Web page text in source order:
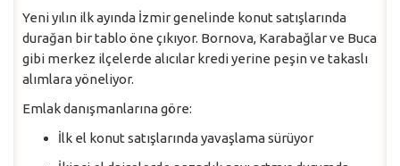
Yeni yılın ilk ayında İzmir genelinde konut satışlarında
durağan bir tablo öne çıkıyor. Bornova, Karabağlar ve Buca
gibi merkez ilçelerde alıcılar kredi yerine peşin ve takaslı
alımlara yöneliyor.
Emlak danışmanlarına göre:
İlk el konut satışlarında yavaşlama sürüyor